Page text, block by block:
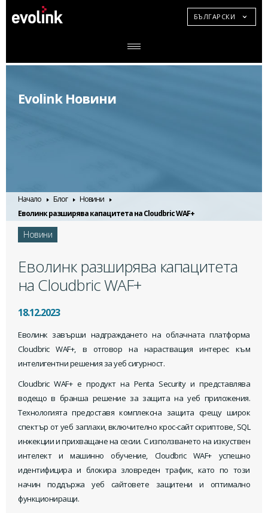
БЪЛГАРСКИ
Evolink Новини
Начало Блог
Новини
Еволинк разширява капацитета на Cloudbric WAF+
Новини
Еволинк разширява капацитета
на Cloudbric WAF+
18.12.2023
Еволинк завърши надграждането на облачната платформа
Cloudbric WAF+, в отговор на нарастващия интерес към
интелигентни решения за уеб сигурност.
Cloudbric WAF+ е продукт на Penta Security и представлява
водещо в бранша решение за защита на уеб приложения.
Технологията предоставя комплексна защита срещу широк
спектър от уеб заплахи, включително крос-сайт скриптове, SQL
инжекции и прихващане на сесии. С използването на изкуствен
интелект и машинно обучение, Cloudbric WAF+ успешно
идентифицира и блокира зловреден трафик, като по този
начин поддържа уеб сайтовете защитени и оптимално
функциониращи.